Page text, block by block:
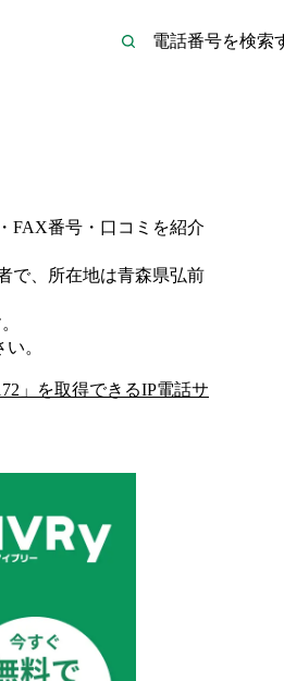
FAX番号・口コミを紹介
で、所在地は青森県弘前
。
」を取得できるIP電話サ